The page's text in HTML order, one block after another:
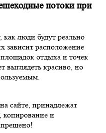
потоки при
люди будут реально
зависит расположение
отдыха и точек
выглядеть красиво, но
сайте, принадлежат
и